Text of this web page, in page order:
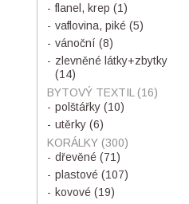
flanel, krep (1)
vaflovina, piké (5)
vánoční (8)
zlevněné látky+zbytky
(14)
BYTOVÝ TEXTIL (16)
polštářky (10)
utěrky (6)
KORÁLKY (300)
dřevěné (71)
plastové (107)
kovové (19)